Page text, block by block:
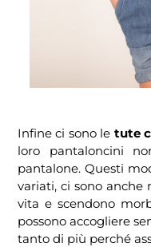
Infine ci sono le tute
loro pantaloncini
pantalone. Questi
variati, ci sono
vita e scendono
possono accogliere
tanto di più perché